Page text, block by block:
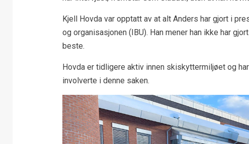
Kjell Hovda var opptatt av at alt Anders har gjort i
og organisasjonen (IBU). Han mener han ikke har
beste.
Hovda er tidligere aktiv innen skiskyttermiljøet og
involverte i denne saken.